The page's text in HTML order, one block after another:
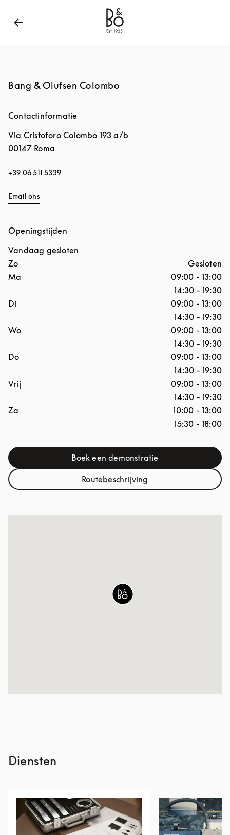
Bang & Olufsen - Exist to Create
Bang & Olufsen Colombo
Contactinformatie
Via Cristoforo Colombo 193 a/b
00147 Roma
+39 06 511 5339
Email ons
Openingstijden
Vandaag gesloten
Dag van de week
Zo
Gesloten
Ma
09:00 - 13:00
14:30 - 19:30
Di
09:00 - 13:00
14:30 - 19:30
Wo
09:00 - 13:00
14:30 - 19:30
Do
09:00 - 13:00
14:30 - 19:30
Vrij
09:00 - 13:00
14:30 - 19:30
Za
10:00 - 13:00
15:30 - 18:00
Boek een demonstratie
Link Opens in New Tab
RoutebeschrijvingLink Opens in New Tab
Diensten